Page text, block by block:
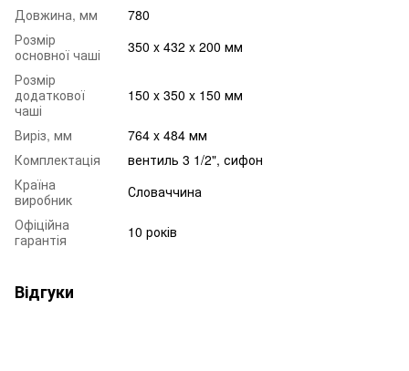
Довжина, мм
780
Розмір
основної чаші
350 x 432 x 200 мм
Розмір
додаткової
чаші
150 x 350 x 150 мм
Виріз, мм
764 x 484 мм
Комплектація
вентиль 3 1/2", сифон
Країна
виробник
Словаччина
Офіційна
гарантія
10 років
Відгуки